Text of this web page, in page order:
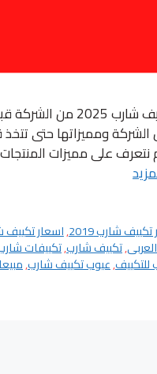
ومميزاتها حتى
شارب 2019 ,اسعار تكييف
,تكييف شارب,تكييفات
,عيوب تكييف شارب,